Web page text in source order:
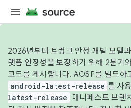
2026년부터 트렁크 안정 개발 모델
랫폼 안정성을 보장하기 위해 2분기
코드를 게시합니다. AOSP를 빌드하
android-latest-release 를 사
latest-release
매니페스트 브랜